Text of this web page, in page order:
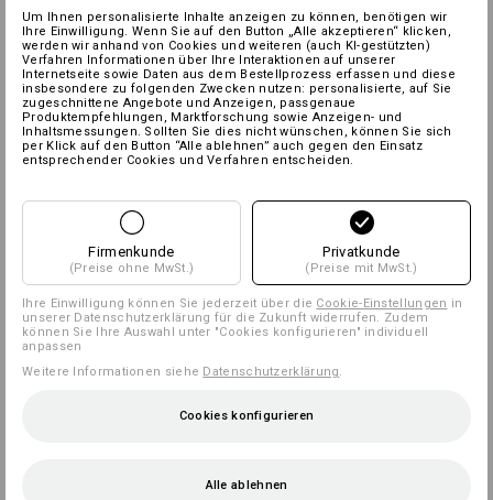
Um Ihnen personalisierte Inhalte anzeigen zu können, benötigen wir
Ihre Einwilligung. Wenn Sie auf den Button „Alle akzeptieren“ klicken,
werden wir anhand von Cookies und weiteren (auch KI-gestützten)
Verfahren Informationen über Ihre Interaktionen auf unserer
Internetseite sowie Daten aus dem Bestellprozess erfassen und diese
insbesondere zu folgenden Zwecken nutzen: personalisierte, auf Sie
zugeschnittene Angebote und Anzeigen, passgenaue
Produktempfehlungen, Marktforschung sowie Anzeigen- und
Inhaltsmessungen. Sollten Sie dies nicht wünschen, können Sie sich
per Klick auf den Button “Alle ablehnen” auch gegen den Einsatz
entsprechender Cookies und Verfahren entscheiden.
Firmenkunde
(Preise ohne MwSt.)
Privatkunde
(Preise mit MwSt.)
Ihre Einwilligung können Sie jederzeit über die Cookie-Einstellungen in
unserer Datenschutzerklärung für die Zukunft widerrufen. Zudem
können Sie Ihre Auswahl unter "Cookies konfigurieren" individuell
anpassen
Weitere Informationen siehe Datenschutzerklärung.
Cookies konfigurieren
Alle ablehnen